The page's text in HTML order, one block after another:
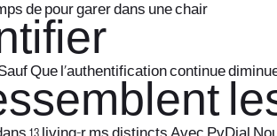
de pour garer dans une chair
Que l’authentification continue